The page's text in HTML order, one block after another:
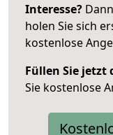
Interesse?
holen Sie sich
kostenlose
Füllen Sie jetzt
Sie kostenlose